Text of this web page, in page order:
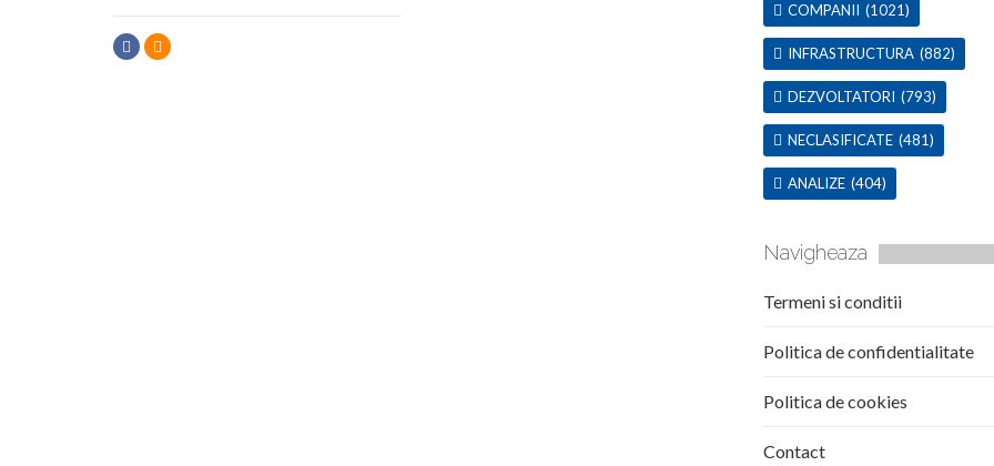
COMPANII (1021)
INFRASTRUCTURA (882)
DEZVOLTATORI (793)
NECLASIFICATE (481)
ANALIZE (404)
Navigheaza
Termeni si conditii
Politica de confidentialitate
Politica de cookies
Contact